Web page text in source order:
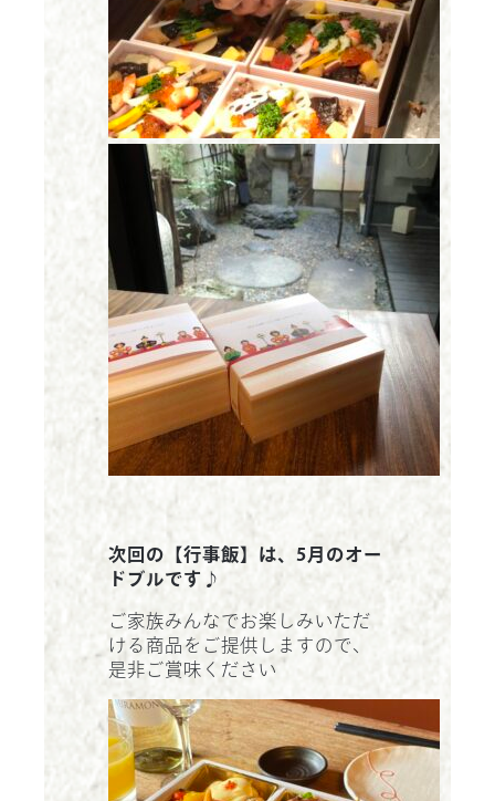
次回の【行事飯】は、5月のオー
ドブルです♪
ご家族みんなでお楽しみいただ
ける商品をご提供しますので、
是非ご賞味ください